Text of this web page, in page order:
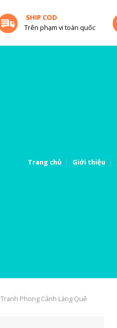
SHIP COD
Trên phạm vi toàn quốc
Trang chủ Giới thiệu
Tranh Phong Cảnh Làng Quê